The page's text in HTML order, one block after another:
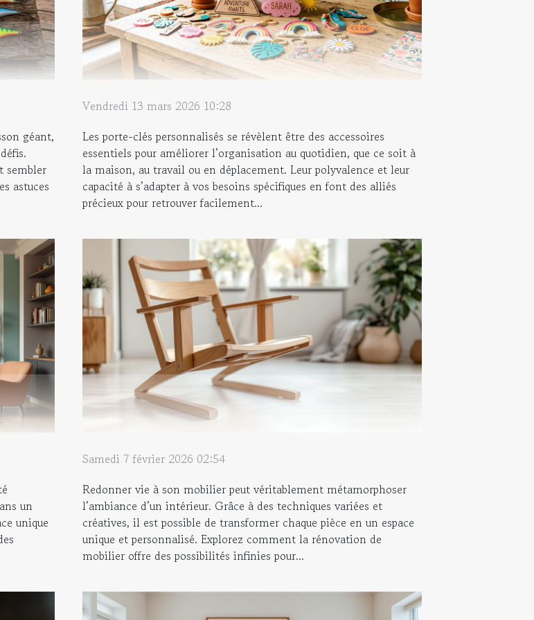
géant,
sembler
astuces
Vendredi 13 mars 2026 10:28
Les porte-clés personnalisés se révèlent être des accessoires
essentiels pour améliorer l’organisation au quotidien, que ce soit à
la maison, au travail ou en déplacement. Leur polyvalence et leur
capacité à s’adapter à vos besoins spécifiques en font des alliés
précieux pour retrouver facilement...
un
unique
Samedi 7 février 2026 02:54
Redonner vie à son mobilier peut véritablement métamorphoser
l’ambiance d’un intérieur. Grâce à des techniques variées et
créatives, il est possible de transformer chaque pièce en un espace
unique et personnalisé. Explorez comment la rénovation de
mobilier offre des possibilités infinies pour...